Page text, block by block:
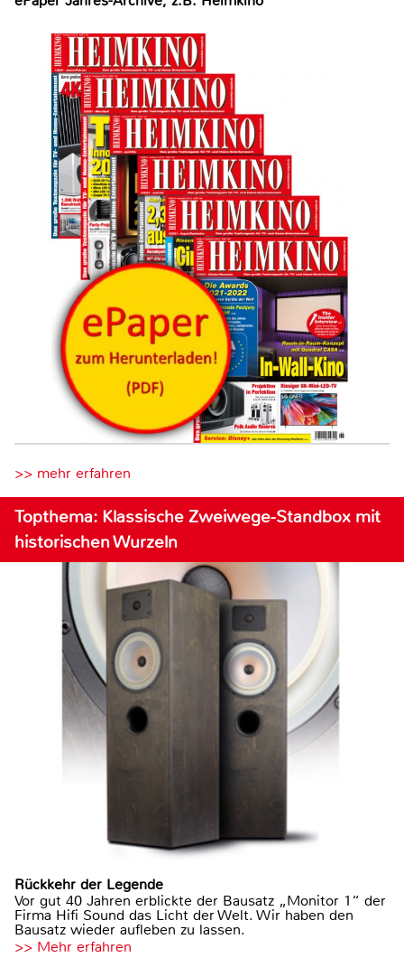
>> mehr erfahren
Topthema: Klassische Zweiwege-Standbox mit
historischen Wurzeln
Rückkehr der Legende
Vor gut 40 Jahren erblickte der Bausatz „Monitor 1“ der
Firma Hifi Sound das Licht der Welt. Wir haben den
Bausatz wieder aufleben zu lassen.
>> Mehr erfahren